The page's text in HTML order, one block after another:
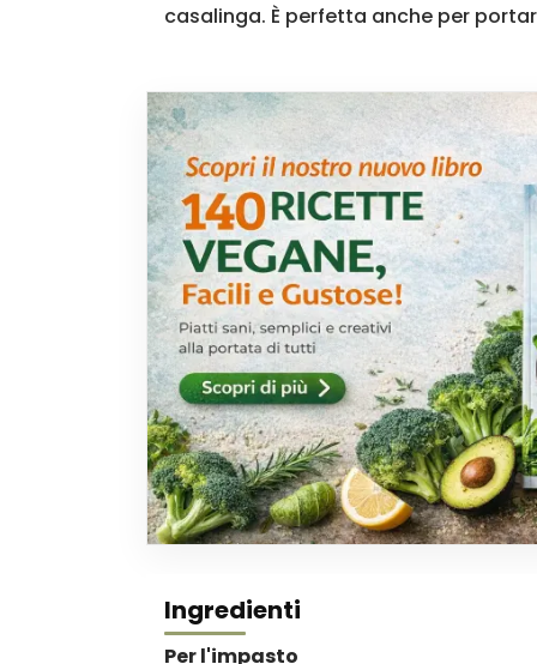
casalinga. È perfetta anche per
Ingredienti
Per l'impasto